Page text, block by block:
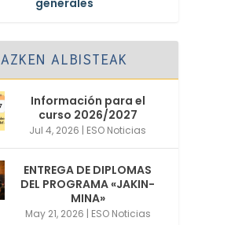
generales
AZKEN ALBISTEAK
Información para el
curso 2026/2027
Jul 4, 2026 | ESO Noticias
ENTREGA DE DIPLOMAS
DEL PROGRAMA «JAKIN-
MINA»
May 21, 2026 | ESO Noticias